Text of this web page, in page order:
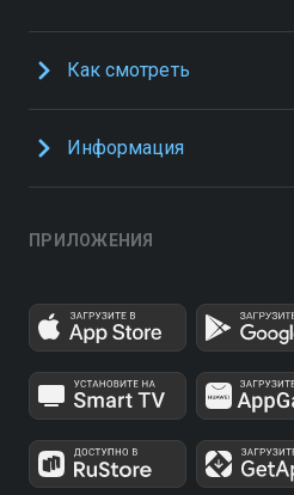
Как смотреть
Информация
ПРИЛОЖЕНИЯ